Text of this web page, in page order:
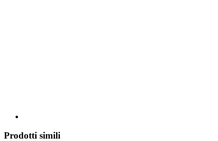
Prodotti simili